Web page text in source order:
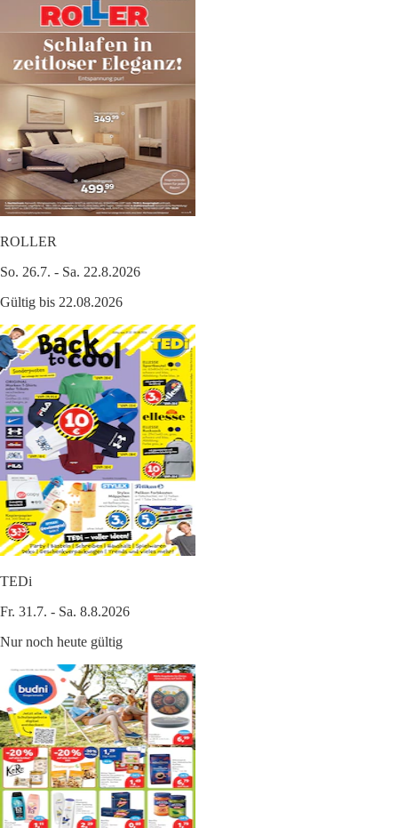
ROLLER
So. 26.7. - Sa. 22.8.2026
Gültig bis 22.08.2026
TEDi
Fr. 31.7. - Sa. 8.8.2026
Nur noch heute gültig